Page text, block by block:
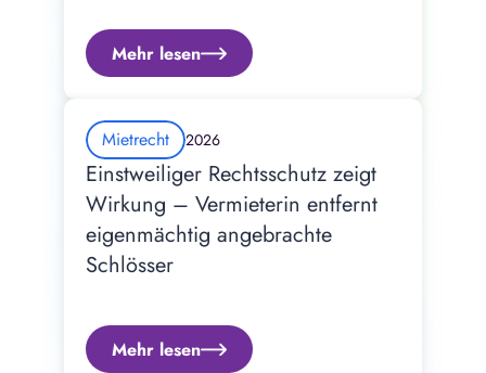
Mehr lesen
Mietrecht 2026
Einstweiliger Rechtsschutz zeigt
Wirkung – Vermieterin entfernt
eigenmächtig angebrachte
Schlösser
Mehr lesen